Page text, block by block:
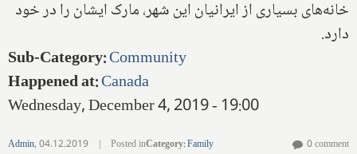
خانه‌های بسیاری از ایرانیان این شهر، مارک ایشان را در خود
دارد.
Sub-Category:Community
Happened at:Canada
Wednesday, December 4, 2019 - 19:00
Admin,04.12.2019 | Posted inCategory:Family 0 comment